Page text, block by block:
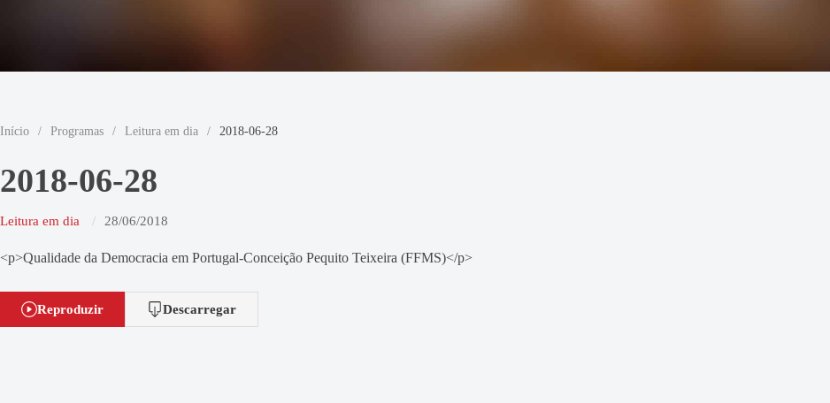
Início / Programas / Leitura em dia / 2018-06-28
2018-06-28
Leitura em dia 28/06/2018
<p>Qualidade da Democracia em Portugal-Conceição Pequito Teixeira (FFMS)</p>
Reproduzir Descarregar